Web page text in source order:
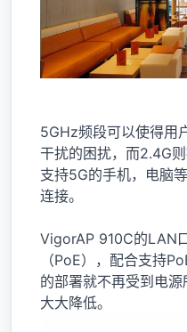
5GHz频段可以使得用
干扰的困扰，而2.4G
支持5G的手机，电脑
连接。
VigorAP 910C的LAN
（PoE），配合支持
的部署就不再受到电
大大降低。